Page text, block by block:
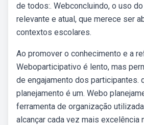
de todos:. Webconcluindo, o uso
relevante e atual, que merece ser
contextos escolares.
Ao promover o conhecimento e a
Weboparticipativo é lento, mas
de engajamento dos participantes.
planejamento é um. Webo
ferramenta de organização
alcançar cada vez mais excelência